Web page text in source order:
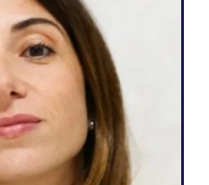
Agencia web
se corresponde
y con lo que puedo
una forma fácil
autonomía